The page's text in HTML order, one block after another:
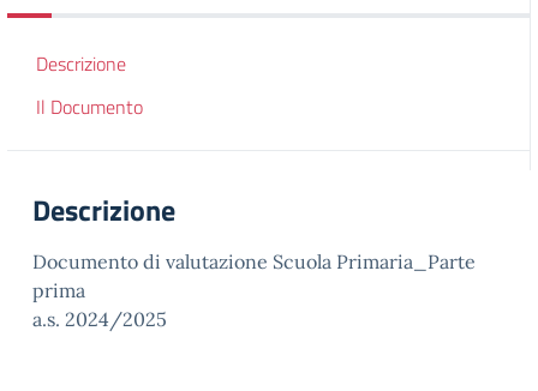
Descrizione
Il Documento
Descrizione
Documento di valutazione Scuola Primaria_Parte
prima
a.s. 2024/2025